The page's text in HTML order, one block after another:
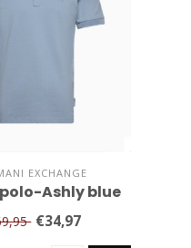
EXCHANGE
Ashly blue
€34,97